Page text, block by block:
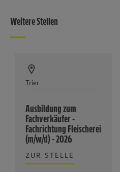
Weitere Stellen
Trier
Ausbildung zum
Fachverkäufer -
Fachrichtung Fleischerei
(m/w/d) - 2026
ZUR STELLE